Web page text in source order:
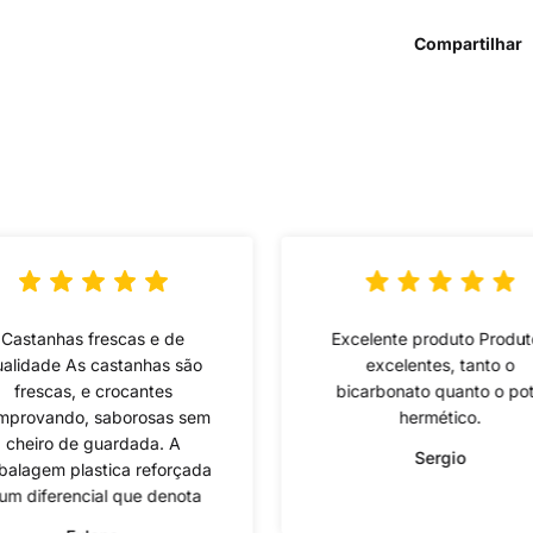
Compartilhar
Castanhas frescas e de
As castanhas são
frescas, e crocantes
saborosas sem
cheiro de guardada. A
plastica reforçada
diferencial que denota
Excelente produto
excelentes, tanto o
bicarbonato quanto o
hermético.
Sergio